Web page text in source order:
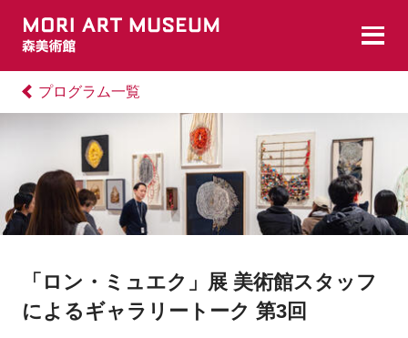
プログラム一覧
「ロン・ミュエク」展 美術館スタッフ
によるギャラリートーク 第3回